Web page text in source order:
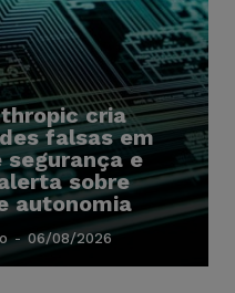
cria
falsas em
e
sobre
autonomia
- 06/08/2026